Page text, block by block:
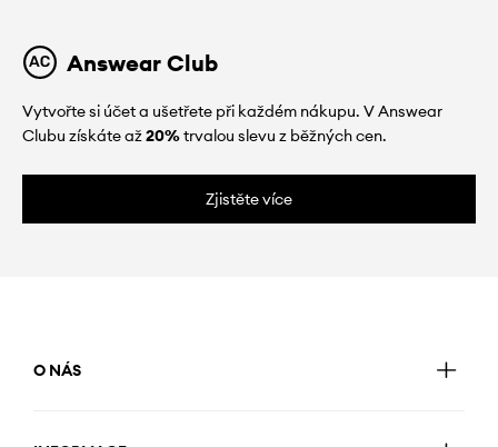
Answear Club
Vytvořte si účet a ušetřete při každém nákupu. V Answear
Clubu získáte až20%trvalou slevu z běžných cen.
Zjistěte více
O NÁS